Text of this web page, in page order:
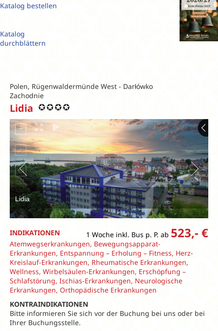
Katalog bestellen
Katalog
durchblättern
Polen, Rügenwaldermünde West - Darłówko
Zachodnie
Lidia
Lidia
1 Woche inkl. Bus p. P. ab 523,- €
INDIKATIONEN
Atemwegserkrankungen, Bewegungsapparat-
Erkrankungen, Entspannung – Erholung – Fitness, Herz-
Kreislauf-Erkrankungen, Rheumatische Erkrankungen,
Wellness, Wirbelsäulen-Erkrankungen, Erschöpfung –
Schlafstörung, Ischias-Erkrankungen, Neurologische
Erkrankungen, Orthopädische Erkrankungen
KONTRAINDIKATIONEN
Bitte informieren Sie sich vor der Buchung bei uns oder bei
Ihrer Buchungsstelle.